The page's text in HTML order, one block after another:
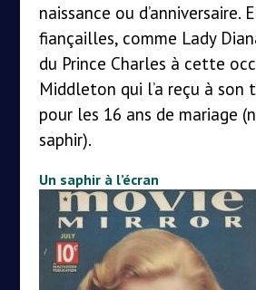
naissance ou d’anniversaire.
fiançailles, comme Lady
du Prince Charles à cette
Middleton qui l’a reçu à son
pour les 16 ans de mariage
saphir).
Un saphir à l’écran